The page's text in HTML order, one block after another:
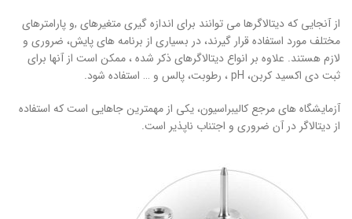
از آنجایی که دیتالاگرها می توانند برای اندازه گیری متغیرهای ,و پارامترهای
مختلف مورد استفاده قرار گیرند، در بسیاری از برنامه های پایش، ضروری و
لازم هستند. علاوه بر انواع دیتالاگرهای ذکر شده ، ممکن است از آنها برای
ثبت دی اکسید کربن، pH ، رطوبت، پالس و … استفاده شود.
آزمایشگاه های مرجع کالیبراسیون، یکی از مهمترین جاهایی است که استفاده
از دیتالاگر در آن ضروری و اجتناب ناپذیر است.